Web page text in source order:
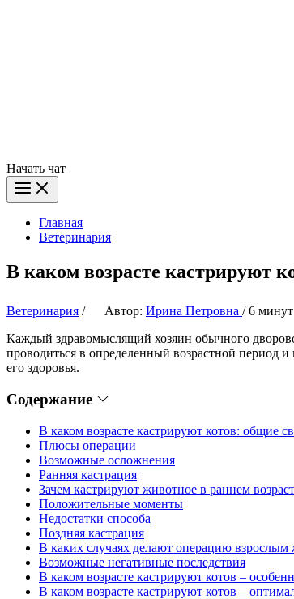
Начать чат
Главная
Ветеринария
В каком возрасте кастрируют
Ветеринария / Автор: Ирина Петровна /6
Каждый здравомыслящий хозяин обычного
проводиться в определенный возрастной период
его здоровья.
Содержание
В каком возрасте кастрируют котов: общие
Плюсы операции
Возможные осложнения
Ранняя кастрация
Зачем кастрируют животное в раннем
Положительные моменты
Недостатки способа
Поздняя кастрация
В каких случаях делают операцию
Возможные негативные последствия
В каком возрасте кастрируют котов –
В каком возрасте кастрируют котов –